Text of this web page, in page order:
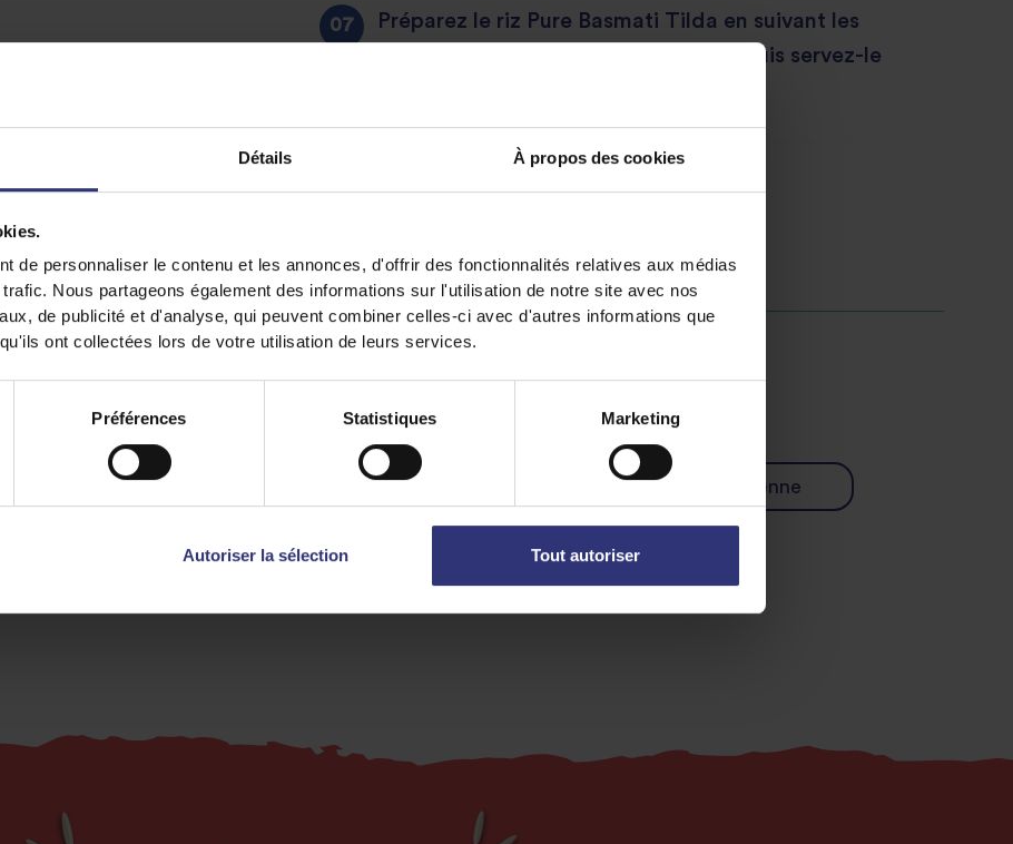
Détails À propos des cookies
de personnaliser le contenu et les annonces, d'offrir des fonctionnalités relatives aux médias
Nous partageons également des informations sur l'utilisation de notre site avec nos
de publicité et d'analyse, qui peuvent combiner celles-ci avec d'autres informations que
ont collectées lors de votre utilisation de leurs services.
Préférences Statistiques Marketing
Autoriser la sélection Tout autoriser
Préparez le riz Pure Basmati Tilda en suivant les
instructions indiquées sur le sachet, puis servez-le
Découvrez des recettes similaires
Poulet Yaourt Indienne
0 à 30 minutes